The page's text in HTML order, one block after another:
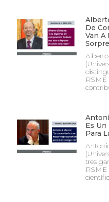
De
Van A
RSME
Es
Para
tres